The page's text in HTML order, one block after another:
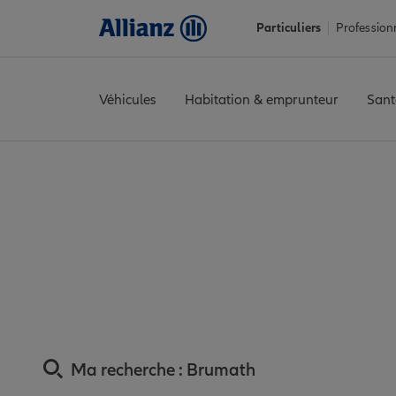
Particuliers
Véhicules Habitation & emprunteur
Ma recherche : Brumath